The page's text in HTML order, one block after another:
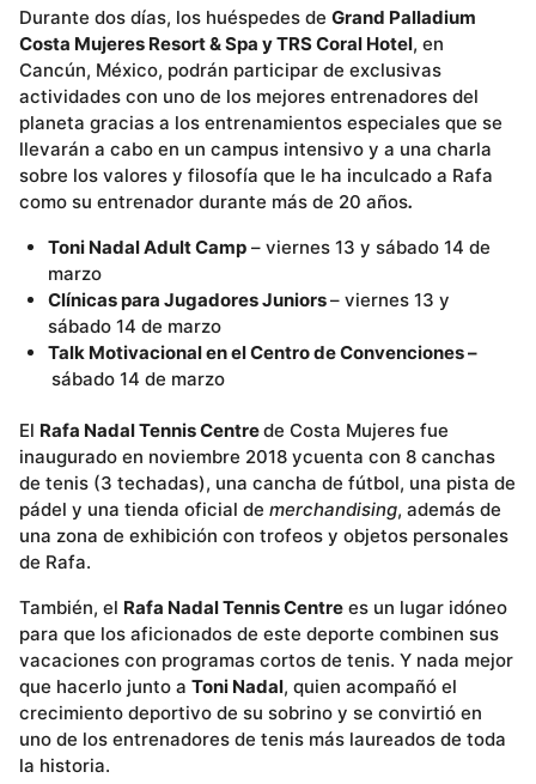
Durante dos días, los huéspedes de Grand Palladium
Costa Mujeres Resort & Spa y TRS Coral Hotel, en
Cancún, México, podrán participar de exclusivas
actividades con uno de los mejores entrenadores del
planeta gracias a los entrenamientos especiales que se
llevarán a cabo en un campus intensivo y a una charla
sobre los valores y filosofía que le ha inculcado a Rafa
como su entrenador durante más de 20 años.
Toni Nadal Adult Camp – viernes 13 y sábado 14 de
marzo
Clínicas para Jugadores Juniors– viernes 13 y
sábado 14 de marzo
Talk Motivacional en el Centro de Convenciones –
sábado 14 de marzo
El Rafa Nadal Tennis Centrede Costa Mujeres fue
inaugurado en noviembre 2018 ycuenta con 8 canchas
de tenis (3 techadas), una cancha de fútbol, una pista de
pádel y una tienda oficial de merchandising, además de
una zona de exhibición con trofeos y objetos personales
de Rafa.
También, el Rafa Nadal Tennis Centre es un lugar idóneo
para que los aficionados de este deporte combinen sus
vacaciones con programas cortos de tenis. Y nada mejor
que hacerlo junto a Toni Nadal, quien acompañó el
crecimiento deportivo de su sobrino y se convirtió en
uno de los entrenadores de tenis más laureados de toda
la historia.